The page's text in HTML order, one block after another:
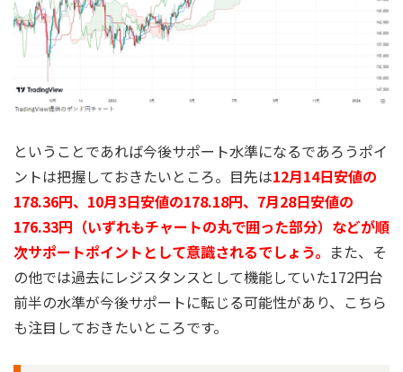
ということであれば今後サポート水準になるであろうポイ
ントは把握しておきたいところ。目先は12月14日安値の
178.36円、10月3日安値の178.18円、7月28日安値の
176.33円（いずれもチャートの丸で囲った部分）などが順
次サポートポイントとして意識されるでしょう。 また、そ
の他では過去にレジスタンスとして機能していた172円台
前半の水準が今後サポートに転じる可能性があり、こちら
も注目しておきたいところです。